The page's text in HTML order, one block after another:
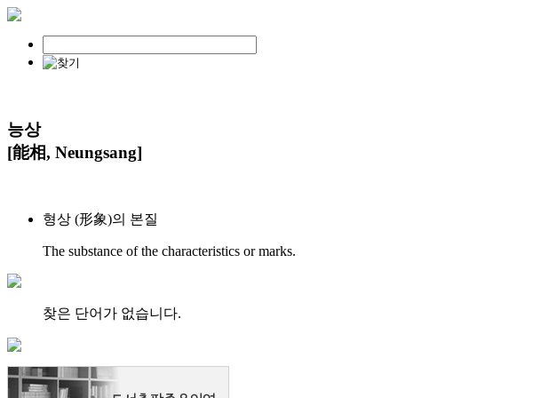
능상
[能相, Neungsang]
형상 (形象)의 본질
The substance of the characteristics or marks.
찾은 단어가 없습니다.